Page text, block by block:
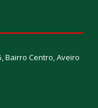
Bairro Centro, Aveiro